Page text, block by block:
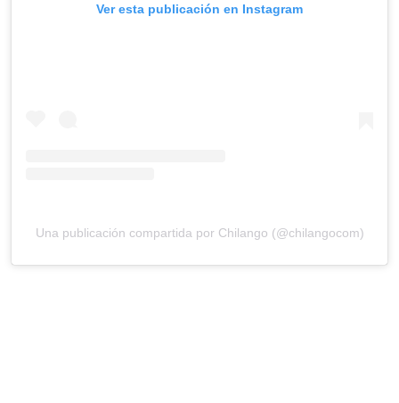
Ver esta publicación en Instagram
Una publicación compartida por Chilango (@chilangocom)